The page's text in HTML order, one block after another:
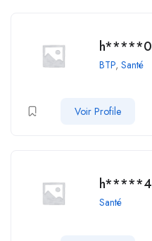
h*****0
BTP, Santé
Voir Profile
h*****4
Santé